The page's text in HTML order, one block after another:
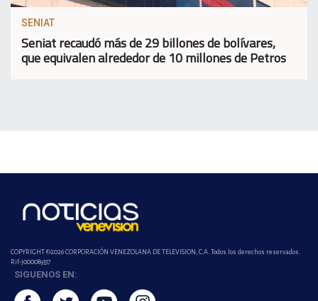
SENIAT
Seniat recaudó más de 29 billones de bolívares,
que equivalen alrededor de 10 millones de Petros
COPYRIGHT ©2026 CORPORACIÓN VENEZOLANA DE TELEVISION, C.A. Todos los derechos reservados.
Rif-j000089337
SIGUENOS EN: